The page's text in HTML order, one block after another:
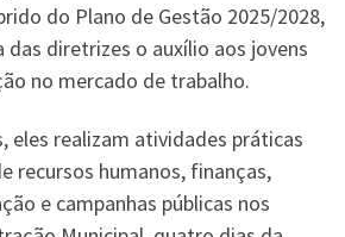
do Plano de Gestão 2025/2028,
diretrizes o auxílio aos jovens
no mercado de trabalho.
eles realizam atividades práticas
recursos humanos, finanças,
e campanhas públicas nos